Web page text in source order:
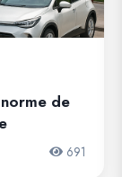
de
691